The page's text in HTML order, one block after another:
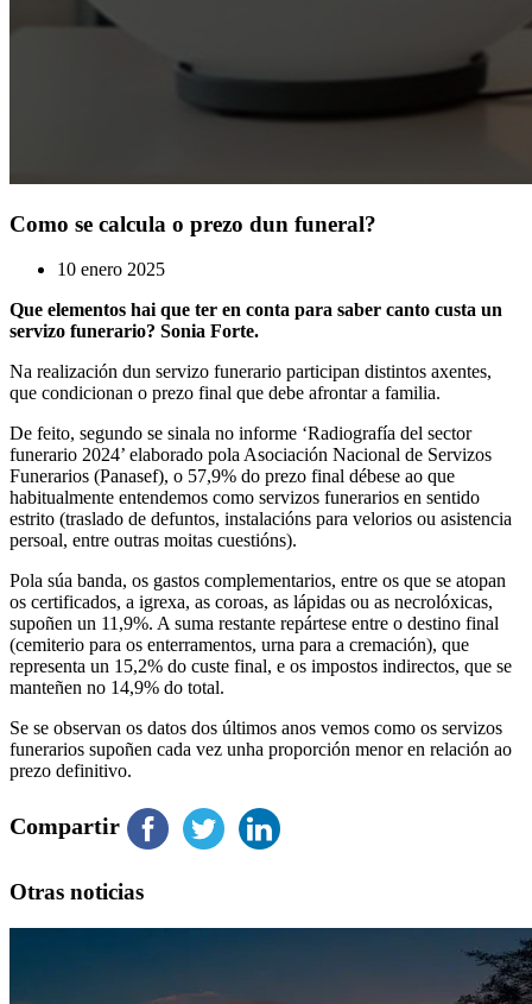
Como se calcula o prezo dun funeral?
10 enero 2025
Que elementos hai que ter en conta para saber canto custa un
servizo funerario? Sonia Forte.
Na realización dun servizo funerario participan distintos axentes,
que condicionan o prezo final que debe afrontar a familia.
De feito, segundo se sinala no informe ‘Radiografía del sector
funerario 2024’ elaborado pola Asociación Nacional de Servizos
Funerarios (Panasef), o 57,9% do prezo final débese ao que
habitualmente entendemos como servizos funerarios en sentido
estrito (traslado de defuntos, instalacións para velorios ou asistencia
persoal, entre outras moitas cuestións).
Pola súa banda, os gastos complementarios, entre os que se atopan
os certificados, a igrexa, as coroas, as lápidas ou as necrolóxicas,
supoñen un 11,9%. A suma restante repártese entre o destino final
(cemiterio para os enterramentos, urna para a cremación), que
representa un 15,2% do custe final, e os impostos indirectos, que se
manteñen no 14,9% do total.
Se se observan os datos dos últimos anos vemos como os servizos
funerarios supoñen cada vez unha proporción menor en relación ao
prezo definitivo.
Compartir
Otras noticias